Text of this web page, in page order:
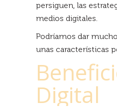
persiguen, las
medios digitales.
Podríamos dar
unas características
Digital